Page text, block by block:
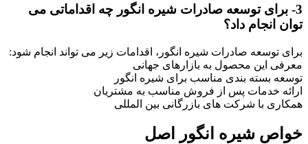
3- برای توسعه صادرات شیره انگور چه اقداماتی می
توان انجام داد؟
برای توسعه صادرات شیره انگور، اقدامات زیر می تواند انجام شود:
معرفی این محصول به بازارهای جهانی
توسعه بسته بندی مناسب برای شیره انگور
ارائه خدمات پس از فروش مناسب به مشتریان
همکاری با شرکت های بازرگانی بین المللی
خواص شیره انگور اصل